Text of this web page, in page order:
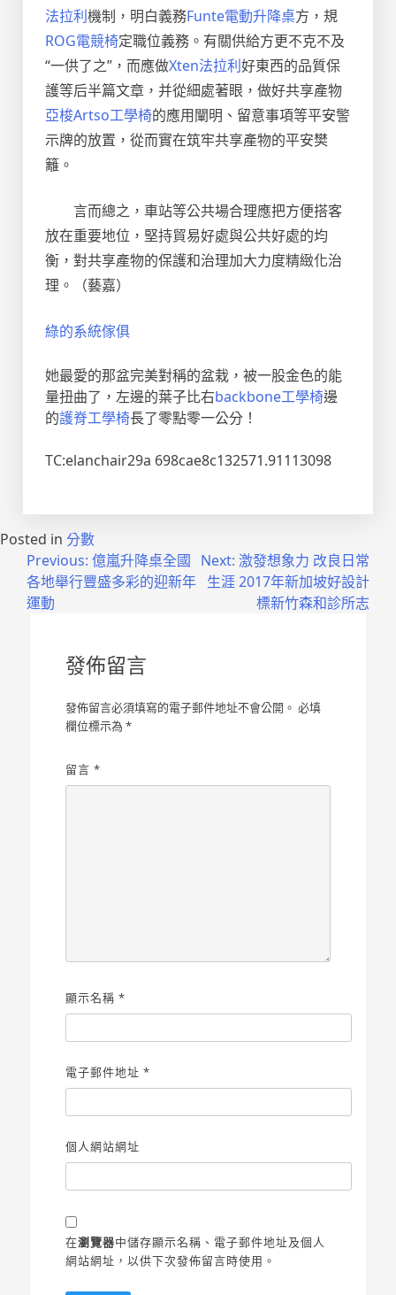
法拉利機制，明白義務Funte電動升降桌方，規
ROG電競椅定職位義務。有關供給方更不克不及
“一供了之”，而應做Xten法拉利好東西的品質保
護等后半篇文章，并從細處著眼，做好共享產物
亞梭Artso工學椅的應用闡明、留意事項等平安警
示牌的放置，從而實在筑牢共享產物的平安樊
籬。
言而總之，車站等公共場合理應把方便搭客
放在重要地位，堅持貿易好處與公共好處的均
衡，對共享產物的保護和治理加大力度精緻化治
理。（藝嘉）
綠的系統傢俱
她最愛的那盆完美對稱的盆栽，被一股金色的能
量扭曲了，左邊的葉子比右backbone工學椅邊
的護脊工學椅長了零點零一公分！
TC:elanchair29a 698cae8c132571.91113098
Posted in 分數
Previous: 億嵐升降桌全國
各地舉行豐盛多彩的迎新年
運動
Next: 激發想象力 改良日常
生涯 2017年新加坡好設計
標新竹森和診所志
發佈留言
發佈留言必須填寫的電子郵件地址不會公開。 必填
欄位標示為*
留言*
顯示名稱*
電子郵件地址*
個人網站網址
在瀏覽器中儲存顯示名稱、電子郵件地址及個人
網站網址，以供下次發佈留言時使用。